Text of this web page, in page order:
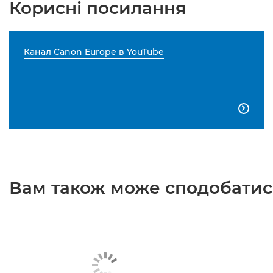
Корисні посилання
Канал Canon Europe в YouTube

Вам також може